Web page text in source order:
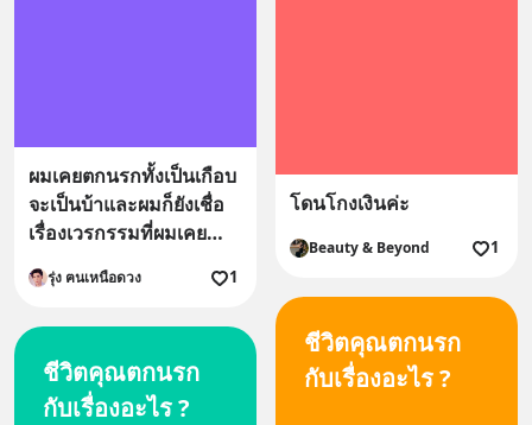
ว่าจะอยู่ได้อีก30ปีก่อนจะ
ถังแตก
ผมเคยตกนรกทั้งเป็นเกือบ
จะเป็นบ้าและผมก็ยังเชื่อ
เรื่องเวรกรรมที่ผมเคยทำ
แบบนี้
รุ่ง ฅนเหนือดวง 1
โดนโกงเงินค่ะ
Beauty & Beyond 1
ชีวิตคุณตกนรก
กับเรื่องอะไร ?
ชีวิตคุณตกนรก
กับเรื่องอะไร ?